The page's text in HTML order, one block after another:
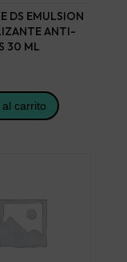
DS EMULSION
ANTI-
30 ML
carrito